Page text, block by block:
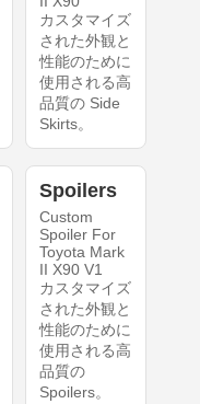
カスタマイズ
された外観と
性能のために
使用される高
品質の Side
Skirts。
Spoilers
Custom
Spoiler For
Toyota Mark
II X90 V1
カスタマイズ
された外観と
性能のために
使用される高
品質の
Spoilers。